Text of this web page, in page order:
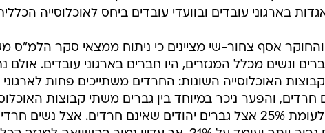
המשתתפים במחקר על הגורמים האפשריים לשיעור
של חברות בארגוני עובדים. "למשל, 38% מהנשים המועסקות בתחום ההוראה במגזר החרדי
הגברים החרדים המועסקים בתחום ההוראה הפער גבוה אף יותר. 64% מהם דיווחו
הכללי".
למידת ההשפעה של ארגוני עובדים על תנאי
במקום העבודה. "ניתן לראות כי גם בקרב החרדים קיימת